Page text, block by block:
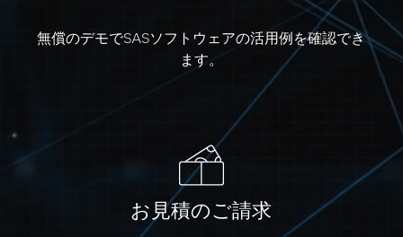
無償のデモでSASソフトウェアの活用例を確認でき
ます。
お見積のご請求